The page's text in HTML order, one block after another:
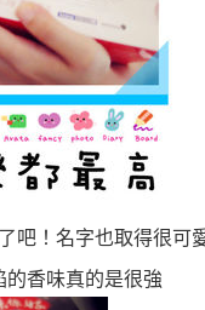
吧！名字也取得很可
香味真的是很強